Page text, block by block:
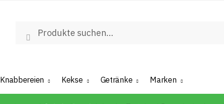
Suche nach:
Suche
Knabbereien Kekse Getränke Marken